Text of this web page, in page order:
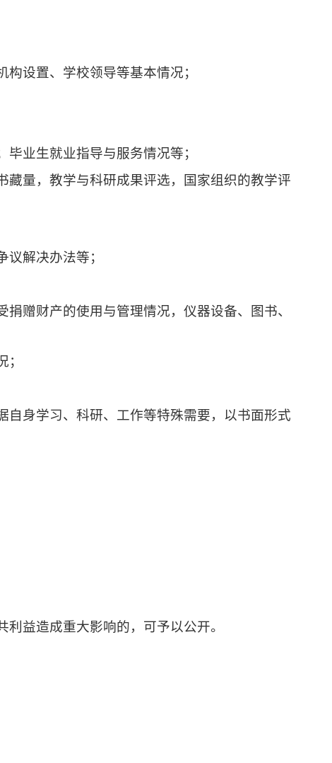
设置、学校领导等基本情况；
业生就业指导与服务情况等；
藏量，教学与科研成果评选，国家组织的教学评
解决办法等；
赠财产的使用与管理情况，仪器设备、图书、
身学习、科研、工作等特殊需要，以书面形式
益造成重大影响的，可予以公开。